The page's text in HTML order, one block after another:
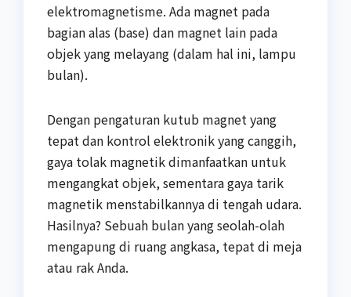
elektromagnetisme. Ada magnet pada
bagian alas (base) dan magnet lain pada
objek yang melayang (dalam hal ini, lampu
bulan).
Dengan pengaturan kutub magnet yang
tepat dan kontrol elektronik yang canggih,
gaya tolak magnetik dimanfaatkan untuk
mengangkat objek, sementara gaya tarik
magnetik menstabilkannya di tengah udara.
Hasilnya? Sebuah bulan yang seolah-olah
mengapung di ruang angkasa, tepat di meja
atau rak Anda.